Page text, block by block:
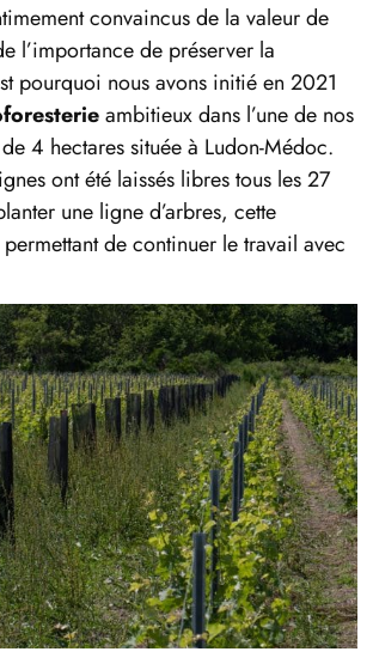
convaincus de la valeur de
l’importance de préserver la
pourquoi nous avons initié en 2021
ambitieux dans l’une de nos
4 hectares située à Ludon-Médoc.
ont été laissés libres tous les 27
une ligne d’arbres, cette
de continuer le travail avec